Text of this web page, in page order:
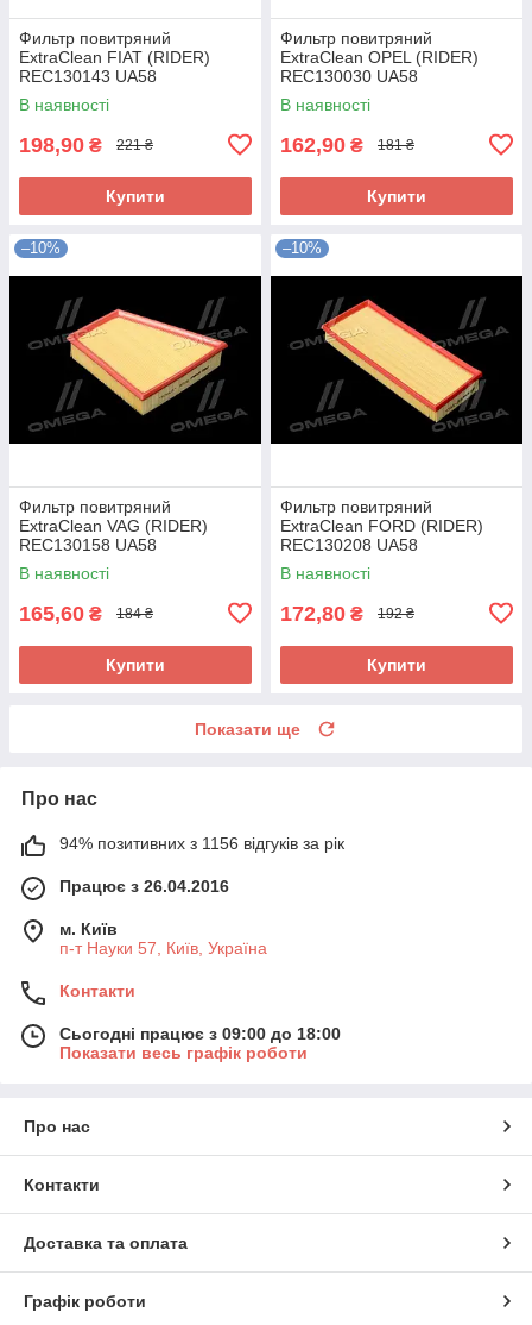
Фильтр повитряний
ExtraClean FIAT (RIDER)
REC130143 UA58
В наявності
198,90 ₴ 221 ₴
Купити
Фильтр повитряний
ExtraClean OPEL (RIDER)
REC130030 UA58
В наявності
162,90 ₴ 181 ₴
Купити
–10%
Фильтр повитряний
ExtraClean VAG (RIDER)
REC130158 UA58
В наявності
165,60 ₴ 184 ₴
Купити
–10%
Фильтр повитряний
ExtraClean FORD (RIDER)
REC130208 UA58
В наявності
172,80 ₴ 192 ₴
Купити
Показати ще
Про нас
94% позитивних з 1156 відгуків за рік
Працює з 26.04.2016
м. Київ
п-т Науки 57, Київ, Україна
Контакти
Сьогодні працює з 09:00 до 18:00
Показати весь графік роботи
Про нас
Контакти
Доставка та оплата
Графік роботи